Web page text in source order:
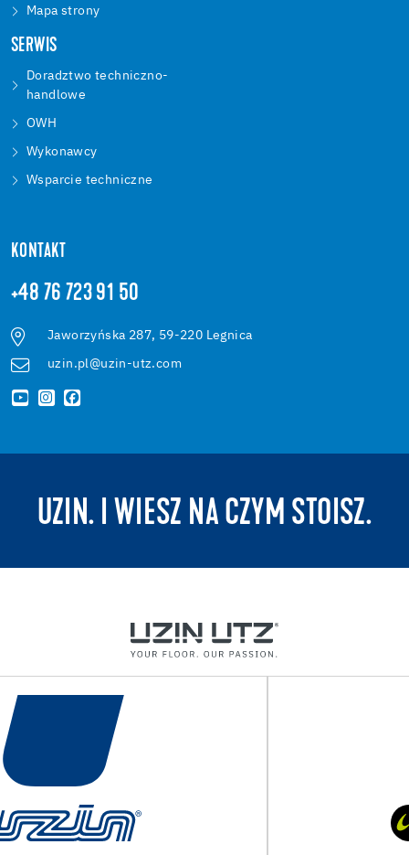
Mapa strony
SERWIS
Doradztwo techniczno-
handlowe
OWH
Wykonawcy
Wsparcie techniczne
KONTAKT
+48 76 723 91 50
Jaworzyńska 287, 59-220 Legnica
uzin.pl@uzin-utz.com
UZIN. I WIESZ NA CZYM STOISZ.